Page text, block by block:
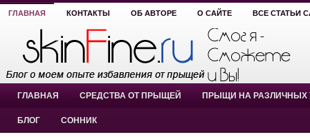
ГЛАВНАЯ КОНТАКТЫ ОБ АВТОРЕ О САЙТЕ ВСЕ СТАТЬИ
ГЛАВНАЯ СРЕДСТВА ОТ ПРЫЩЕЙ ПРЫЩИ НА РАЗЛИЧНЫХ
БЛОГ СОННИК